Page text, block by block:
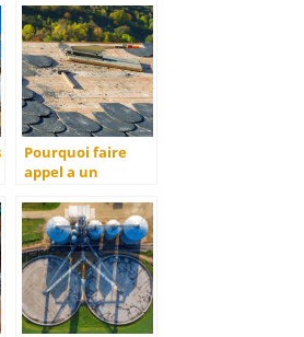
a la tonne
Pourquoi faire
appel a un
travaux ?